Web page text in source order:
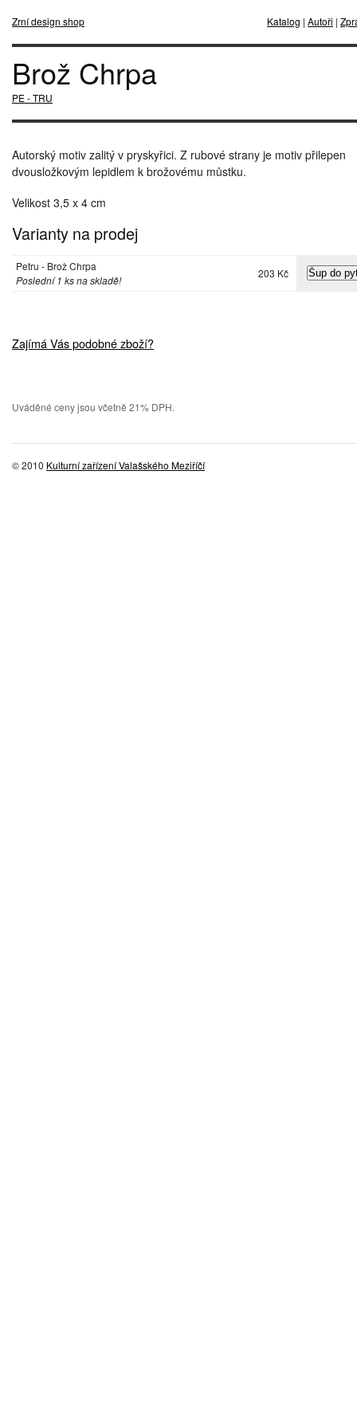
Zrní design shop Katalog | Autoři |
Brož Chrpa
PE - TRU
Autorský motiv zalitý v pryskyřici. Z rubové strany je motiv přilepen
dvousložkovým lepidlem k brožovému můstku.
Velikost 3,5 x 4 cm
Varianty na prodej
Petru - Brož Chrpa
Poslední 1 ks na skladě!
203 Kč
Zajímá Vás podobné zboží?
Uváděné ceny jsou včetně 21% DPH.
© 2010 Kulturní zařízení Valašského Meziříčí